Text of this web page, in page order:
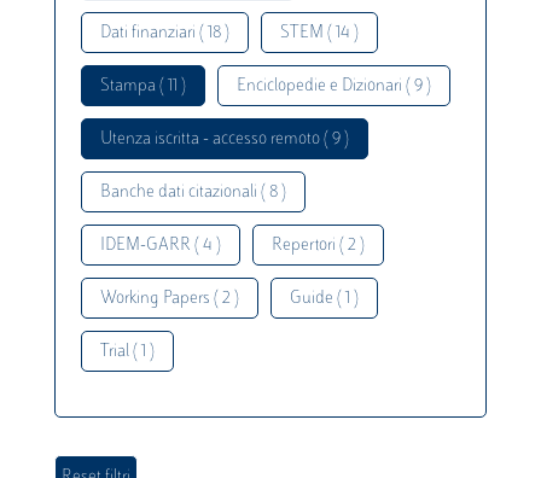
Dati finanziari ( 18 ) STEM ( 14 )
Stampa ( 11 ) Enciclopedie e Dizionari ( 9 )
Utenza iscritta - accesso remoto ( 9 )
Banche dati citazionali ( 8 )
IDEM-GARR ( 4 ) Repertori ( 2 )
Working Papers ( 2 ) Guide ( 1 )
Trial ( 1 )